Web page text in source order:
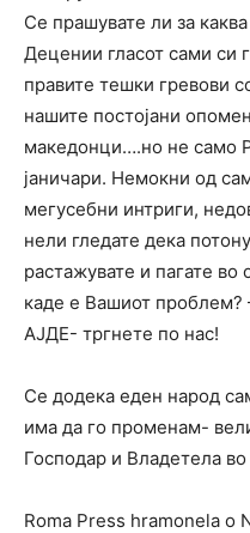
Се прашувате ли за
Децении гласот сами си
правите тешки гревови
нашите постојани
македонци….но не само
јаничари. Немокни од
мегусебни интриги,
нели гледате дека
растажувате и пагате во
каде е Вашиот проблем?
АЈДЕ- тргнете по нас!
Се додека еден народ
има да го променам-
Господар и Владетела во
Roma Press hramonela o